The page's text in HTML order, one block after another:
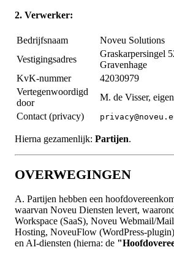
2. Verwerker:
Bedrijfsnaam
Noveu Solutions
Vestigingsadres
Graskarpersingel
Gravenhage
KvK-nummer
42030979
Vertegenwoordigd
door
M. de Visser,
Contact (privacy)
Hierna gezamenlijk: Partijen.
OVERWEGINGEN
A. Partijen hebben een
waarvan Noveu Diensten levert,
Workspace (SaaS), Noveu Webmail/
Hosting, NoveuFlow (WordPress-
en AI-diensten (hierna: de